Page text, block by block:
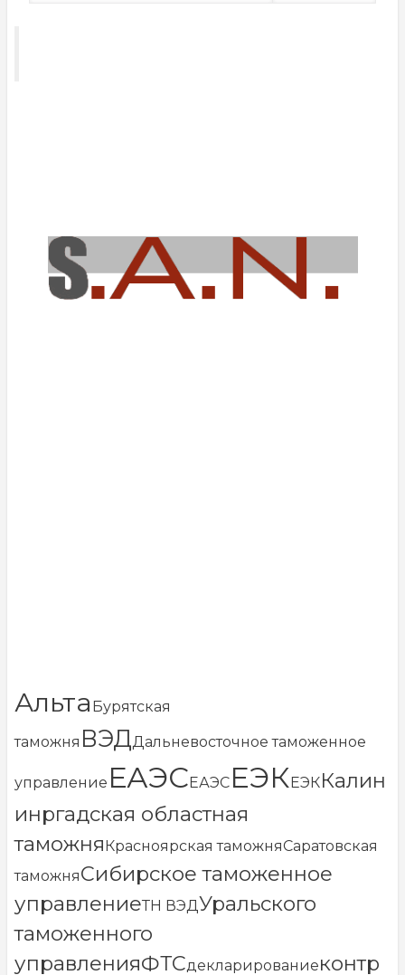
Альта Бурятская
таможня ВЭДДальневосточное таможенное
управление ЕАЭСЕАЭС ЕЭКЕЭККалин
инргадская областная
таможняКрасноярская таможняСаратовская
таможняСибирское таможенное
управлениеТН ВЭДУральского
таможенного
управленияФТСдекларированиеконтр